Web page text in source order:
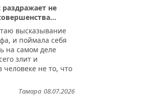
раздражает не
высказывание
и поймала себя
на самом деле
злит и
человеке не то, что
08.07.2026
Тамара